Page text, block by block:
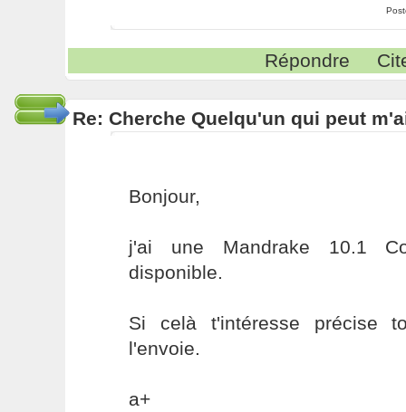
Répondre
Re: Cherche Quelqu'un qui peut
Bonjour,
j'ai une Mandrake 10.1
disponible.
Si celà t'intéresse précise
l'envoie.
a+